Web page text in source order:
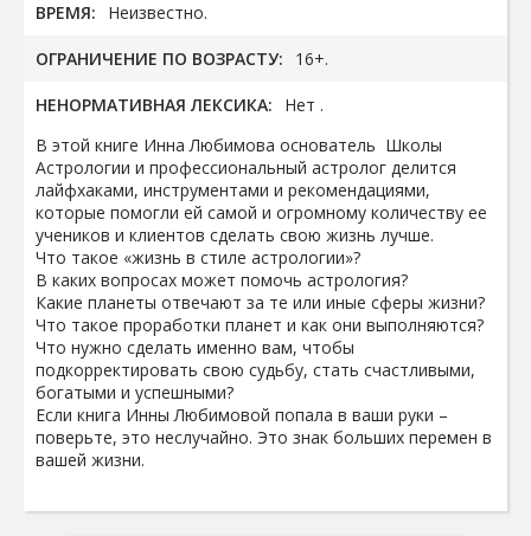
ВРЕМЯ: Неизвестно.
ОГРАНИЧЕНИЕ ПО ВОЗРАСТУ: 16+.
НЕНОРМАТИВНАЯ ЛЕКСИКА:
Нет .
В этой книге Инна Любимова основатель Школы
Астрологии и профессиональный астролог делится
лайфхаками, инструментами и рекомендациями,
которые помогли ей самой и огромному количеству ее
учеников и клиентов сделать свою жизнь лучше.
Что такое «жизнь в стиле астрологии»?
В каких вопросах может помочь астрология?
Какие планеты отвечают за те или иные сферы жизни?
Что такое проработки планет и как они выполняются?
Что нужно сделать именно вам, чтобы
подкорректировать свою судьбу, стать счастливыми,
богатыми и успешными?
Если книга Инны Любимовой попала в ваши руки –
поверьте, это неслучайно. Это знак больших перемен в
вашей жизни.